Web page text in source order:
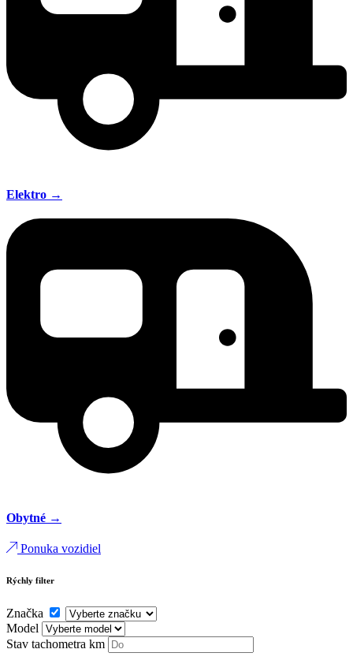
Elektro →
Obytné →
Ponuka vozidiel
Rýchly filter
Značka
Model
Stav tachometra km